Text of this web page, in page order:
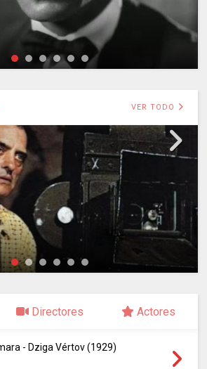
VER TODO
Directores Actores
- Dziga Vértov (1929)